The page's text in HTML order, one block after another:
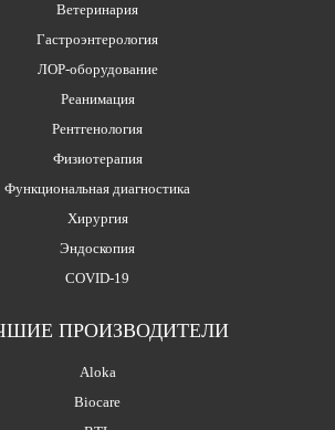
Ветеринария
Гастроэнтерология
ЛОР-оборудование
Реанимация
Рентгенология
Физиотерапия
Функциональная диагностика
Хирургия
Эндоскопия
COVID-19
ПРОИЗВОДИТЕЛИ
Aloka
Biocare